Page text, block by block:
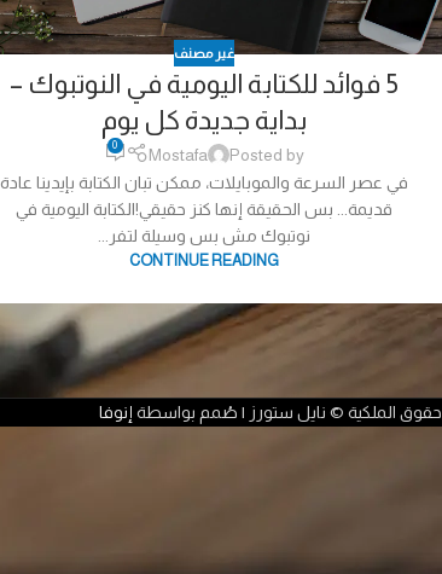
غير مصنف
5 فوائد للكتابة اليومية في النوتبوك –
بداية جديدة كل يوم
Posted by
Mostafa
0
في عصر السرعة والموبايلات، ممكن تبان الكتابة بإيدينا عادة
قديمة... بس الحقيقة إنها كنز حقيقي!الكتابة اليومية في
نوتبوك مش بس وسيلة لتفر...
CONTINUE READING
حقوق الملكية © نايل ستورز | صُمم بواسطة إنوفا